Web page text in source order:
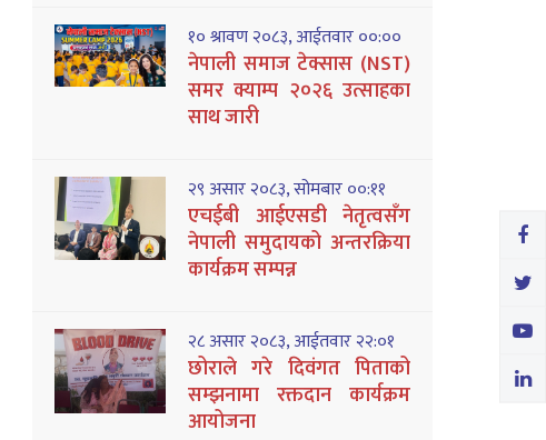
१० श्रावण २०८३, आईतवार ००:००
नेपाली समाज टेक्सास (NST)
समर क्याम्प २०२६ उत्साहका
साथ जारी
२९ असार २०८३, सोमबार ००:११
एचईबी आईएसडी नेतृत्वसँग
नेपाली समुदायको अन्तरक्रिया
कार्यक्रम सम्पन्न
२८ असार २०८३, आईतवार २२:०१
छोराले गरे दिवंगत पिताको
सम्झनामा रक्तदान कार्यक्रम
आयोजना